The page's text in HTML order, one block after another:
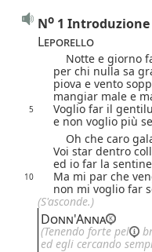
No 1 Introduzione
Leporello
Notte e giorno
per chi nulla sa
piova e vento
mangiar male e
5 Voglio far il
e non voglio più
Oh che caro
Voi star dentro
ed io far la
10 Ma mi par che
non mi voglio far
(S'asconde.)
Donn'Anna
(Tenendo forte pel
ed egli cercando